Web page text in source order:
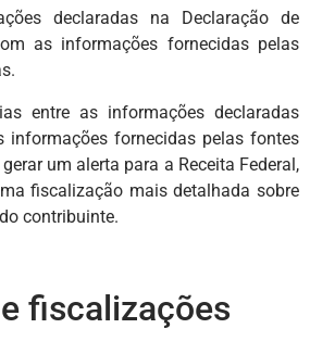
declaradas na Declaração de
as informações fornecidas pelas
entre as informações declaradas
informações fornecidas pelas fontes
um alerta para a Receita Federal,
fiscalização mais detalhada sobre
contribuinte.
fiscalizações